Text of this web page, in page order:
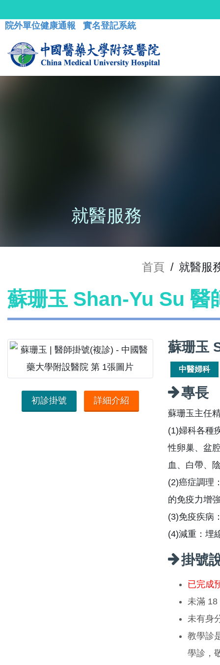
院外單位健康通報 實名登記系統
就醫服務
首頁 / 就醫服
蘇珊玉 Shan-Yu Su 醫
初診掛號 詳細介紹
蘇珊玉
中醫婦科
專長
蘇珊玉主任
(1)婦科各種
性卵巢、盆
血、白帶、
(2)癌症調理
的免疫力增
(3)免疫疾病
(4)減重：埋
掛號
已完成
未滿 18
未有身
教學診
學診，